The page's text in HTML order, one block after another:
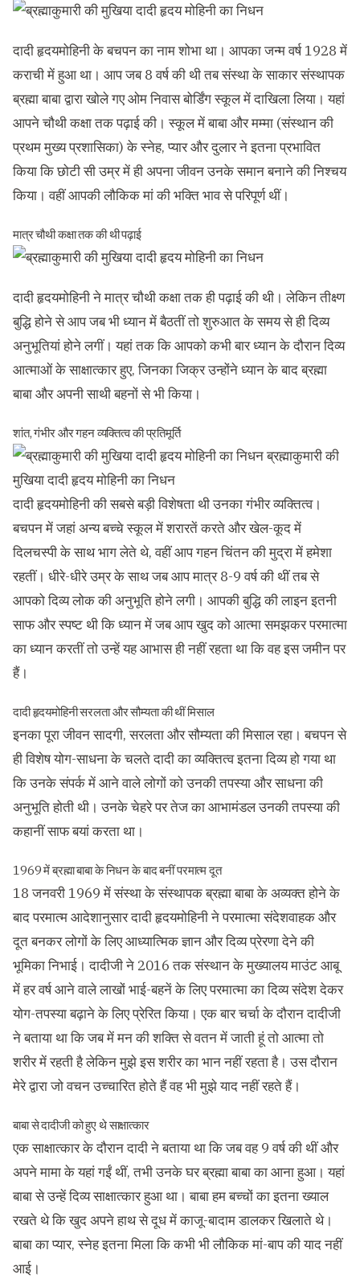
दादी हृदयमोहिनी के बचपन का नाम शोभा था। आपका जन्म वर्ष 1928 में
कराची में हुआ था। आप जब 8 वर्ष की थी तब संस्था के साकार संस्थापक
ब्रह्मा बाबा द्वारा खोले गए ओम निवास बोर्डिंग स्कूल में दाखिला लिया। यहां
आपने चौथी कक्षा तक पढ़ाई की। स्कूल में बाबा और मम्मा (संस्थान की
प्रथम मुख्य प्रशासिका) के स्नेह, प्यार और दुलार ने इतना प्रभावित
किया कि छोटी सी उम्र में ही अपना जीवन उनके समान बनाने की निश्चय
किया। वहीं आपकी लौकिक मां की भक्ति भाव से परिपूर्ण थीं।
मात्र चौथी कक्षा तक की थी पढ़ाई
दादी हृदयमोहिनी ने मात्र चौथी कक्षा तक ही पढ़ाई की थी। लेकिन तीक्ष्ण
बुद्धि होने से आप जब भी ध्यान में बैठतीं तो शुरुआत के समय से ही दिव्य
अनुभूतियां होने लगीं। यहां तक कि आपको कभी बार ध्यान के दौरान दिव्य
आत्माओं के साक्षात्कार हुए, जिनका जिक्र उन्होंने ध्यान के बाद ब्रह्मा
बाबा और अपनी साथी बहनों से भी किया।
शांत, गंभीर और गहन व्यक्तित्व की प्रतिमूर्ति
दादी हृदयमोहिनी की सबसे बड़ी विशेषता थी उनका गंभीर व्यक्तित्व।
बचपन में जहां अन्य बच्चे स्कूल में शरारतें करते और खेल-कूद में
दिलचस्पी के साथ भाग लेते थे, वहीं आप गहन चिंतन की मुद्रा में हमेशा
रहतीं। धीरे-धीरे उम्र के साथ जब आप मात्र 8-9 वर्ष की थीं तब से
आपको दिव्य लोक की अनुभूति होने लगी। आपकी बुद्धि की लाइन इतनी
साफ और स्पष्ट थी कि ध्यान में जब आप खुद को आत्मा समझकर परमात्मा
का ध्यान करतीं तो उन्हें यह आभास ही नहीं रहता था कि वह इस जमीन पर
हैं।
दादी हृदयमोहिनी सरलता और सौम्यता की थीं मिसाल
इनका पूरा जीवन सादगी, सरलता और सौम्यता की मिसाल रहा। बचपन से
ही विशेष योग-साधना के चलते दादी का व्यक्तित्व इतना दिव्य हो गया था
कि उनके संपर्क में आने वाले लोगों को उनकी तपस्या और साधना की
अनुभूति होती थी। उनके चेहरे पर तेज का आभामंडल उनकी तपस्या की
कहानीं साफ बयां करता था।
1969 में ब्रह्मा बाबा के निधन के बाद बनीं परमात्म दूत
18 जनवरी 1969 में संस्था के संस्थापक ब्रह्मा बाबा के अव्यक्त होने के
बाद परमात्म आदेशानुसार दादी हृदयमोहिनी ने परमात्मा संदेशवाहक और
दूत बनकर लोगों के लिए आध्यात्मिक ज्ञान और दिव्य प्रेरणा देने की
भूमिका निभाई। दादीजी ने 2016 तक संस्थान के मुख्यालय माउंट आबू
में हर वर्ष आने वाले लाखों भाई-बहनें के लिए परमात्मा का दिव्य संदेश देकर
योग-तपस्या बढ़ाने के लिए प्रेरित किया। एक बार चर्चा के दौरान दादीजी
ने बताया था कि जब में मन की शक्ति से वतन में जाती हूं तो आत्मा तो
शरीर में रहती है लेकिन मुझे इस शरीर का भान नहीं रहता है। उस दौरान
मेरे द्वारा जो वचन उच्चारित होते हैं वह भी मुझे याद नहीं रहते हैं।
बाबा से दादीजी को हुए थे साक्षात्कार
एक साक्षात्कार के दौरान दादी ने बताया था कि जब वह 9 वर्ष की थीं और
अपने मामा के यहां गईं थीं, तभी उनके घर ब्रह्मा बाबा का आना हुआ। यहां
बाबा से उन्हें दिव्य साक्षात्कार हुआ था। बाबा हम बच्चों का इतना ख्याल
रखते थे कि खुद अपने हाथ से दूध में काजू-बादाम डालकर खिलाते थे।
बाबा का प्यार, स्नेह इतना मिला कि कभी भी लौकिक मां-बाप की याद नहीं
आई।